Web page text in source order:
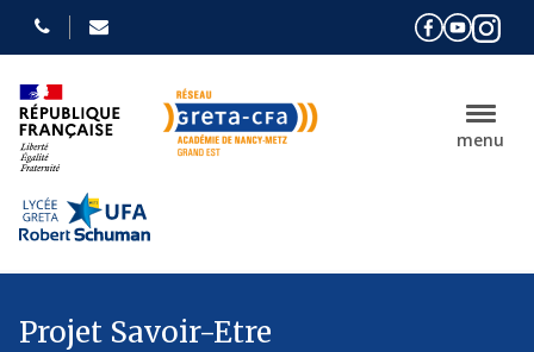
menu
Projet Savoir-Etre